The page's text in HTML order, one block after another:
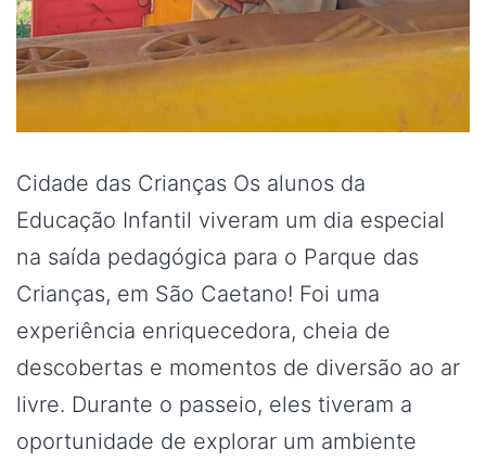
Cidade das Crianças Os alunos da
Educação Infantil viveram um dia especial
na saída pedagógica para o Parque das
Crianças, em São Caetano! Foi uma
experiência enriquecedora, cheia de
descobertas e momentos de diversão ao ar
livre. Durante o passeio, eles tiveram a
oportunidade de explorar um ambiente